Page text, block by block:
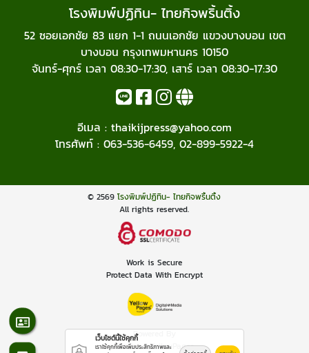
โรงพิมพ์ปฏิทิน- ไทยกิจพริ้นติ้ง
52 ซอยเอกชัย 83 แยก 1-1 ถนนเอกชัย แขวงบางบอน เขต
บางบอน กรุงเทพมหานคร 10150
จันทร์-ศุกร์ เวลา 08:30-17:30, เสาร์ เวลา 08:30-17:30
อีเมล : thaikijpress@yahoo.com
โทรศัพท์ : 063-536-6459, 02-899-5922-4
© 2569โรงพิมพ์ปฏิทิน- ไทยกิจพริ้นติ้ง
All rights reserved.
Work is Secure
Protect Data With Encrypt
Powered By
Thailand YellowPages
เว็บไซต์นี้ใช้คุกกี้
เราใช้คุกกี้เพื่อเพิ่มประสิทธิภาพและ